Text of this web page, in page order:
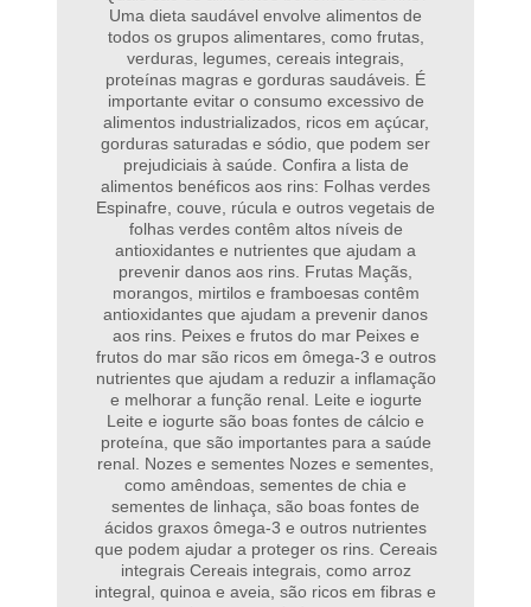
Uma dieta saudável envolve alimentos de
todos os grupos alimentares, como frutas,
verduras, legumes, cereais integrais,
proteínas magras e gorduras saudáveis. É
importante evitar o consumo excessivo de
alimentos industrializados, ricos em açúcar,
gorduras saturadas e sódio, que podem ser
prejudiciais à saúde. Confira a lista de
alimentos benéficos aos rins: Folhas verdes
Espinafre, couve, rúcula e outros vegetais de
folhas verdes contêm altos níveis de
antioxidantes e nutrientes que ajudam a
prevenir danos aos rins. Frutas Maçãs,
morangos, mirtilos e framboesas contêm
antioxidantes que ajudam a prevenir danos
aos rins. Peixes e frutos do mar Peixes e
frutos do mar são ricos em ômega-3 e outros
nutrientes que ajudam a reduzir a inflamação
e melhorar a função renal. Leite e iogurte
Leite e iogurte são boas fontes de cálcio e
proteína, que são importantes para a saúde
renal. Nozes e sementes Nozes e sementes,
como amêndoas, sementes de chia e
sementes de linhaça, são boas fontes de
ácidos graxos ômega-3 e outros nutrientes
que podem ajudar a proteger os rins. Cereais
integrais Cereais integrais, como arroz
integral, quinoa e aveia, são ricos em fibras e